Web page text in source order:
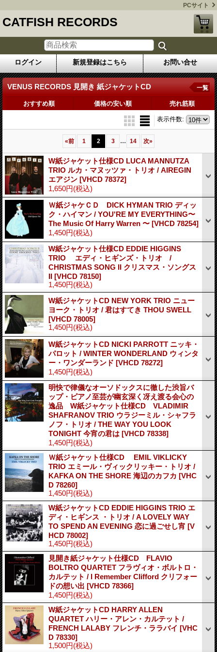
PCサイト
CATFISH RECORDS
ログイン 新規登録はこちら お問い合せ
VENUS RECORDS 見開き 紙ジャケットCD 一覧
おすすめ順 価格の安い順 売れ筋順
表示件数:
«前 1 2 3 ... 14 次»
W紙ジャケット仕様CD LUCA MANNUTZA
TRIO ルカ・マヌッツァ・トリオ / AIREGIN
エアジン [VHCD 78372]
1,650円(税込)
Ｗ紙ジャケＣＤ DICK HYMAN TRIO ディッ
ク・ハイマン / YOU'RE MY EVERYTHING〜
The Music Of Harry Warren 〜 [VHCD 78254]
1,450円(税込)
W紙ジャケット仕様CD EDDIE HIGGINS
TRIO エディ・ヒギンズ・トリオ /
CHRISTMAS SONG II クリスマス・ソングス
II [VHCD 78150]
1,450円(税込)
W紙ジャケットCD NEW YORK TRIO ニュー
ヨーク・トリオ / 君はすてき THOU SWELL
[VHCD 78005]
1,450円(税込)
W紙ジャケットCD NICKI PARROTT ニッキ・
パロット / WINTER WONDERLAND ウィンタ
ー・ワンダーランド [VHCD 78272]
1,450円(税込)
明快で律儀なオーソドックスに徹した渋旨バ
ップ・ピアノ至芸が幽玄深く冴え渡る会心の
逸品 W紙ジャケット仕様CD VLADIMIR
SHAFRANOV TRIO ウラジーミル・シャフラ
ノフ・トリオ / THE WAY YOU LOOK
TONIGHT 今宵の君は [VHCD 78338]
1,450円(税込)
Ｗ紙ジャケット仕様CD EMIL VIKLICKY
TRIO エミール・ヴィックリッキー・トリオ /
KAFKA ON THE SHORE 海辺のカフカ [VHC
D 78260]
1,450円(税込)
W紙ジャケットCD EDDIE HIGGINS TRIO エ
ディ・ヒギンス ・トリオ / A LOVELY WAY
TO SPEND AN EVENING 恋に過ごせし宵 [V
HCD 78002]
1,450円(税込)
見開き紙ジャケット仕様CD FLAVIO
BOLTRO QUARTET フラヴィオ・ボルトロ・
カルテット / I Remember Clifford クリフォー
ドの想い出 [VHCD 78366]
1,450円(税込)
W紙ジャケットCD HARRY ALLEN
QUARTET ハリー・アレン・カルテット /
FRENCH LALABY フレンチ・ララバイ [VHC
D 78330]
1,500円(税込)